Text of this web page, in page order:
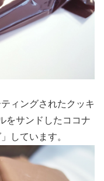
ィングされたクッキ
をサンドしたココナ
しています。